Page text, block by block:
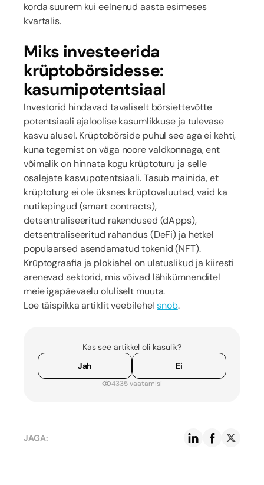
korda suurem kui eelnenud aasta esimeses
kvartalis.
Miks investeerida
krüptobörsidesse:
kasumipotentsiaal
Investorid hindavad tavaliselt börsiettevõtte
potentsiaali ajaloolise kasumlikkuse ja tulevase
kasvu alusel. Krüptobörside puhul see aga ei kehti,
kuna tegemist on väga noore valdkonnaga, ent
võimalik on hinnata kogu krüptoturu ja selle
osalejate kasvupotentsiaali. Tasub mainida, et
krüptoturg ei ole üksnes krüptovaluutad, vaid ka
nutilepingud (smart contracts),
detsentraliseeritud rakendused (dApps),
detsentraliseeritud rahandus (DeFi) ja hetkel
populaarsed asendamatud tokenid (NFT).
Krüptograafia ja plokiahel on ulatuslikud ja kiiresti
arenevad sektorid, mis võivad lähikümnenditel
meie igapäevaelu oluliselt muuta.
Loe täispikka artiklit veebilehelsnob.
Kas see artikkel oli kasulik?
Jah
Ei
4335 vaatamisi
JAGA: